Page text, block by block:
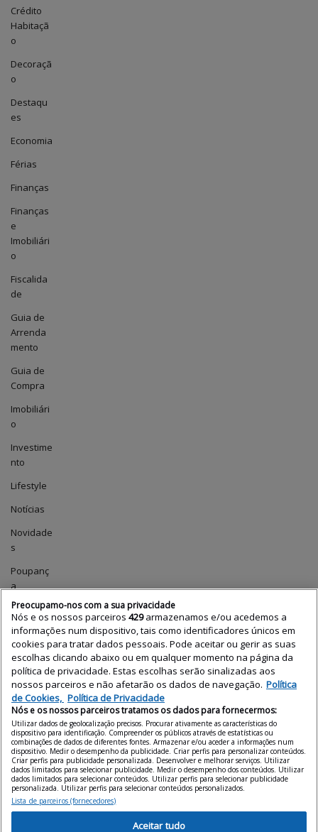
Crédito
Habitaçã
o
Decoraçã
o
Destaqu
es
Economia
Férias
Finanças
Finanças
e
Imobiliári
o
Fiscalida
de
Guia de
Arrenda
mento
Guia de
Compra
Imobiliári
o
Investime
nto
Lifestyle
Notícias
Novidade
s
Poupanç
a
Preços
das
casas
Profissio
nais
Relatório
de
Preços
Tecnologi
a
Uncatego
rized
Preocupamo-nos com a sua privacidade
Nós e os nossos parceiros 429armazenamos e/ou acedemos a
informações num dispositivo, tais como identificadores únicos em
cookies para tratar dados pessoais. Pode aceitar ou gerir as suas
escolhas clicando abaixo ou em qualquer momento na página da
política de privacidade. Estas escolhas serão sinalizadas aos
nossos parceiros e não afetarão os dados de navegação. Política
de Cookies, Política de Privacidade
Nós e os nossos parceiros tratamos os dados para fornecermos:
Utilizar dados de geolocalização precisos. Procurar ativamente as características do
dispositivo para identificação. Compreender os públicos através de estatísticas ou
combinações de dados de diferentes fontes. Armazenar e/ou aceder a informações num
dispositivo. Medir o desempenho da publicidade. Criar perfis para personalizar conteúdos.
Criar perfis para publicidade personalizada. Desenvolver e melhorar serviços. Utilizar
dados limitados para selecionar publicidade. Medir o desempenho dos conteúdos. Utilizar
dados limitados para selecionar conteúdos. Utilizar perfis para selecionar publicidade
personalizada. Utilizar perfis para selecionar conteúdos personalizados.
Lista de parceiros (fornecedores)
Aceitar tudo